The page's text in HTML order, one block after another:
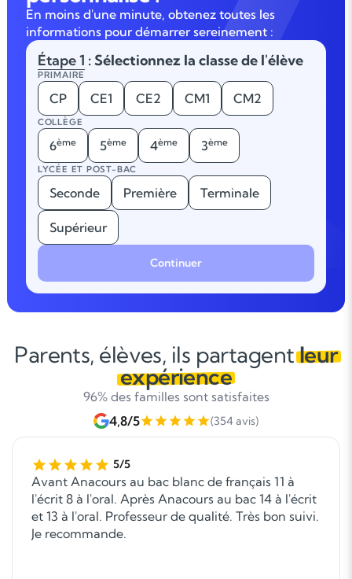
En moins d'une minute, obtenez toutes les
informations pour démarrer sereinement :
Étape 1 : Sélectionnez la classe de l'élève
PRIMAIRE
CP CE1 CE2 CM1 CM2
COLLÈGE
6ème 5ème 4ème 3ème
LYCÉE ET POST-BAC
Seconde Première Terminale
Supérieur
Continuer
Parents, élèves, ils partagentleur
expérience
96% des familles sont satisfaites
4,8/5
(354 avis)
5/5
Avant Anacours au bac blanc de français 11 à
l'écrit 8 à l'oral. Après Anacours au bac 14 à l'écrit
et 13 à l'oral. Professeur de qualité. Très bon suivi.
Je recommande.